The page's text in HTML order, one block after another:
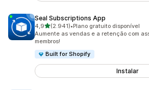
Seal Subscriptions App
4,9de 5 estrelas
(2.941)
2941 avaliações ao todo
•Plano gratuito disponível
Aumente as vendas e a retenção com
membros!
Built for Shopify
Instalar